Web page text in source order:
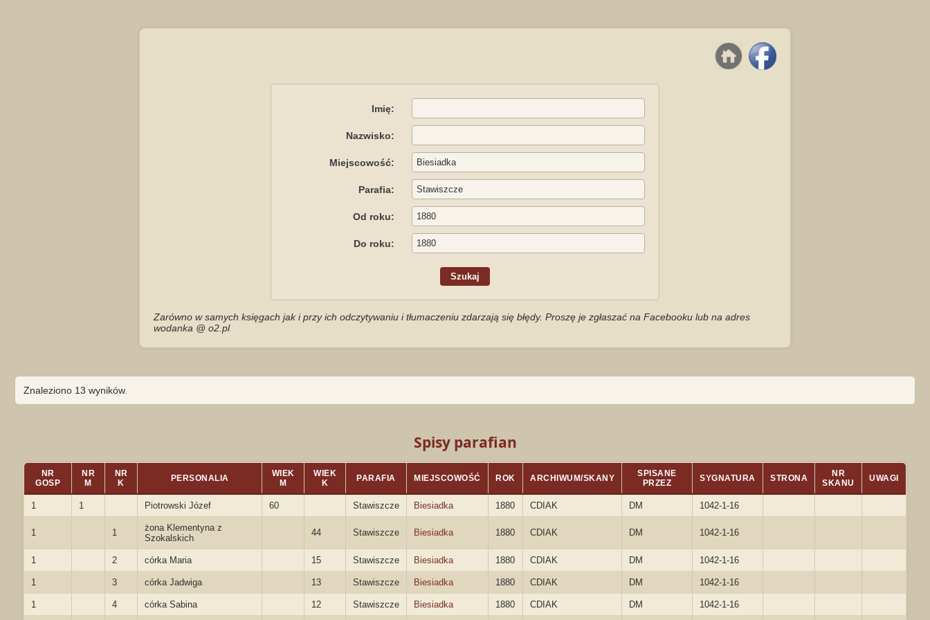
Imię:
Nazwisko:
Miejscowość:
Parafia:
Od roku:
Do roku:
Zarówno w samych księgach jak i przy ich odczytywaniu i tłumaczeniu zdarzają się błędy. Proszę je zgłaszać na Facebooku lub na adres
wodanka @ o2.pl
Znaleziono 13 wyników.
Spisy parafian
NR
GOSP
NR
M
NR
K
PERSONALIA
WIEK
M
WIEK
K
PARAFIA MIEJSCOWOŚĆ ROK ARCHIWUM/SKANY
SPISANE
PRZEZ
SYGNATURA STRONA
NR
SKANU
UWAGI
1 1 Piotrowski Józef 60 Stawiszcze Biesiadka 1880 CDIAK DM 1042-1-16
1 1
żona Klementyna z
Szokalskich
44 Stawiszcze Biesiadka 1880 CDIAK DM 1042-1-16
1 2 córka Maria 15 Stawiszcze Biesiadka 1880 CDIAK DM 1042-1-16
1 3 córka Jadwiga 13 Stawiszcze Biesiadka 1880 CDIAK DM 1042-1-16
1 4 córka Sabina 12 Stawiszcze Biesiadka 1880 CDIAK DM 1042-1-16